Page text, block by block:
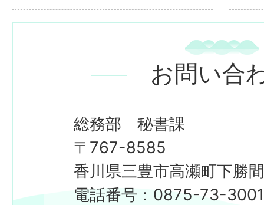
お問い合
総務部 秘書課
〒767-8585
香川県三豊市高瀬町下勝
電話番号：0875-73-